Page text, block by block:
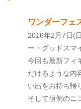
ワンダーフェ
2016年2月7日(
ー・グッドスマ
今回も最新フィ
だけるような内
い出をお持ち帰
そして恒例のニ